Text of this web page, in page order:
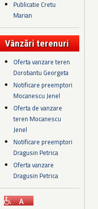
Publicatie Cretu
Marian
Vânzări terenuri
Oferta vanzare teren
Dorobantu Georgeta
Notificare preemptori
Mocanescu Jenel
Oferta de vanzare
teren Mocanescu
Jenel
Notificare preemptori
Dragusin Petrica
Oferta vanzare
Dragusin Petrica